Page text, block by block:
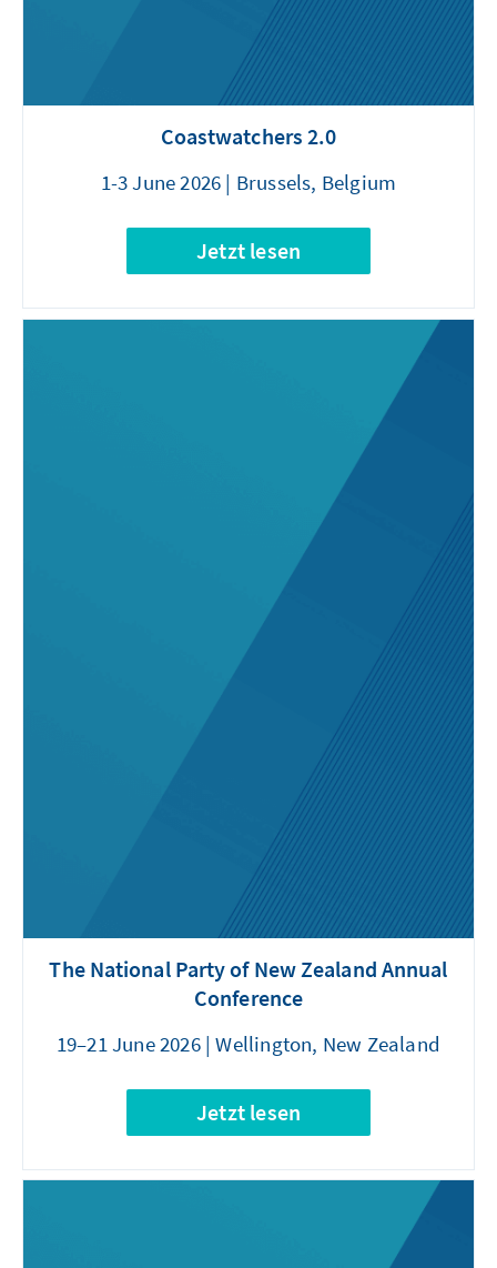
Coastwatchers 2.0
1-3 June 2026 | Brussels, Belgium
Jetzt lesen
The National Party of New Zealand Annual
Conference
19–21 June 2026 | Wellington, New Zealand
Jetzt lesen